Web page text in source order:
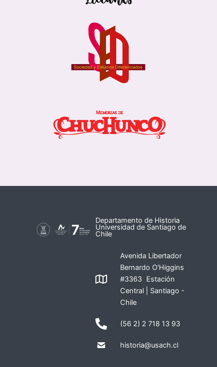
Departamento de Historia
Universidad de Santiago de
Chile
Avenida Libertador
Bernardo O'Higgins
#3363 Estación
Central | Santiago -
Chile
(56 2) 2 718 13 93
historia@usach.cl